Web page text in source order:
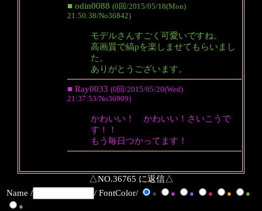
■ odin0088 (0回/2015/05/18(Mon)
21:50:38/No36842)
モデルさんすごく可愛いですね。
高画質で縞pを楽しませてもらいまし
た。
ありがとうございます。
■ Ray0033 (0回/2015/05/20(Wed)
21:37:53/No36909)
かわいい！ かわいい！さいこうで
す！！
もう毎日つかってます！
△NO.36765 に返信△
Name /
/ FontColor/ ● ● ● ● ●
●
●